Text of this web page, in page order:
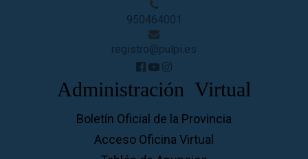
950464001
registro@pulpi.es
Administración Virtual
Boletín Oficial de la Provincia
Acceso Oficina Virtual